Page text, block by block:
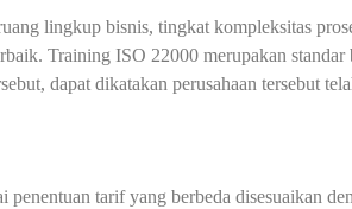
lingkup bisnis, tingkat kompleksitas
Training ISO 22000 merupakan standar
dapat dikatakan perusahaan tersebut
tarif yang berbeda disesuaikan